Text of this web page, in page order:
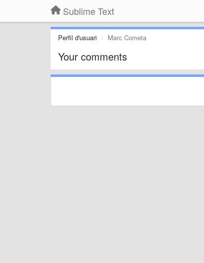
Sublime Text
Perfil d'usuari Marc Cometa
Your comments